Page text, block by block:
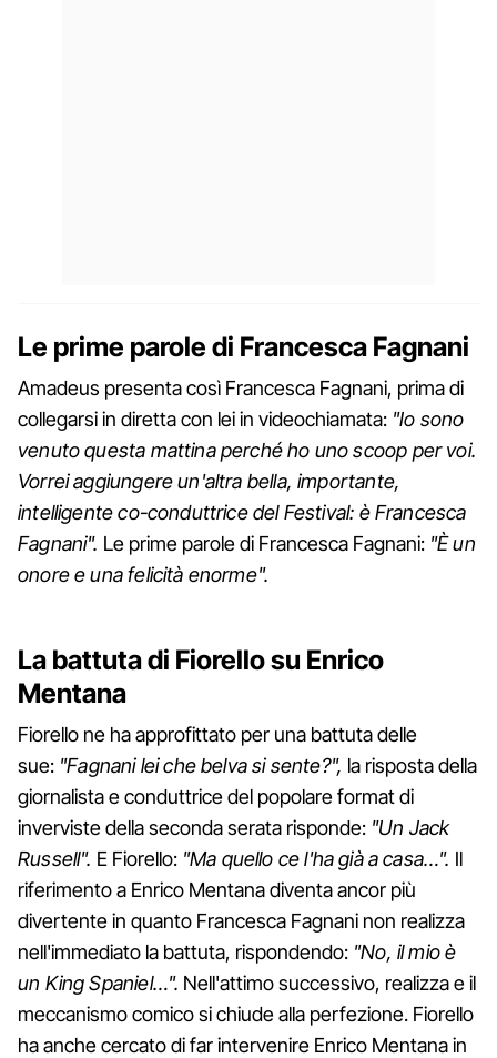
Le prime parole di Francesca Fagnani
Amadeus presenta così Francesca Fagnani, prima di
collegarsi in diretta con lei in videochiamata: "Io sono
venuto questa mattina perché ho uno scoop per voi.
Vorrei aggiungere un'altra bella, importante,
intelligente co-conduttrice del Festival: è Francesca
Fagnani". Le prime parole di Francesca Fagnani: "È un
onore e una felicità enorme".
La battuta di Fiorello su Enrico
Mentana
Fiorello ne ha approfittato per una battuta delle
sue: "Fagnani lei che belva si sente?", la risposta della
giornalista e conduttrice del popolare format di
inverviste della seconda serata risponde: "Un Jack
Russell". E Fiorello: "Ma quello ce l'ha già a casa…". Il
riferimento a Enrico Mentana diventa ancor più
divertente in quanto Francesca Fagnani non realizza
nell'immediato la battuta, rispondendo: "No, il mio è
un King Spaniel…". Nell'attimo successivo, realizza e il
meccanismo comico si chiude alla perfezione. Fiorello
ha anche cercato di far intervenire Enrico Mentana in